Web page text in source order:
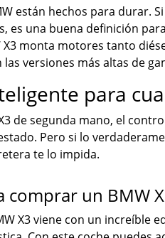
están hechos para durar.
es una buena definición
X3 monta motores tanto
las versiones más altas de
para
de segunda mano, el
Pero si lo
te lo impida.
comprar un BMW
X3 viene con un increíble